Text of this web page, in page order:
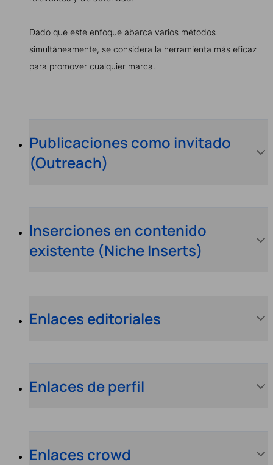
Dado que este enfoque abarca varios métodos
simultáneamente, se considera la herramienta más eficaz
para promover cualquier marca.
Publicaciones como invitado
(Outreach)
Inserciones en contenido
existente (Niche Inserts)
Enlaces editoriales
Enlaces de perfil
Enlaces crowd